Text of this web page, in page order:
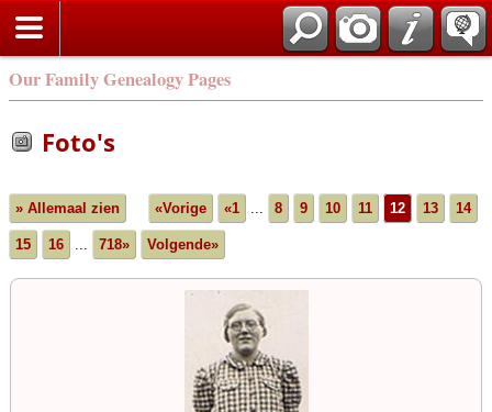
Our Family Genealogy Pages
Foto's
» Allemaal zien «Vorige «1 ... 8 9 10 11 12 13 14
15 16 ... 718» Volgende»